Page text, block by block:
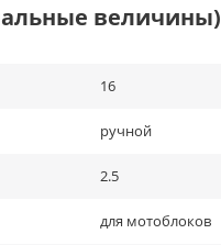
величины)
16
ручной
2.5
для мотоблоков